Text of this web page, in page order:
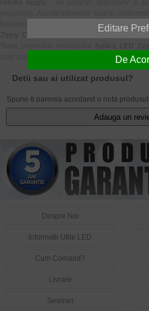
furnizorii, producatorii sau reprezentantii
sunt valabile in limita stocului disponibil.
Detii sau ai utilizat produsul?
Spune-ti parerea acordand o nota
Adauga un
Despre Noi
Informatii Utile LED
Cum Comand?
Livrare
Sesizari
Editare
De